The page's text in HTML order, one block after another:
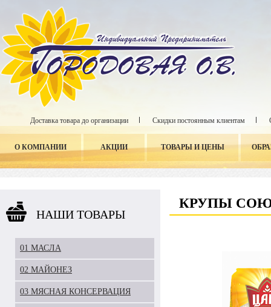
Доставка товара до организации Скидки постоянным клиентам
О КОМПАНИИ АКЦИИ ТОВАРЫ И ЦЕНЫ
НАШИ ТОВАРЫ
01 МАСЛА
02 МАЙОНЕЗ
03 МЯСНАЯ КОНСЕРВАЦИЯ
КРУПЫ